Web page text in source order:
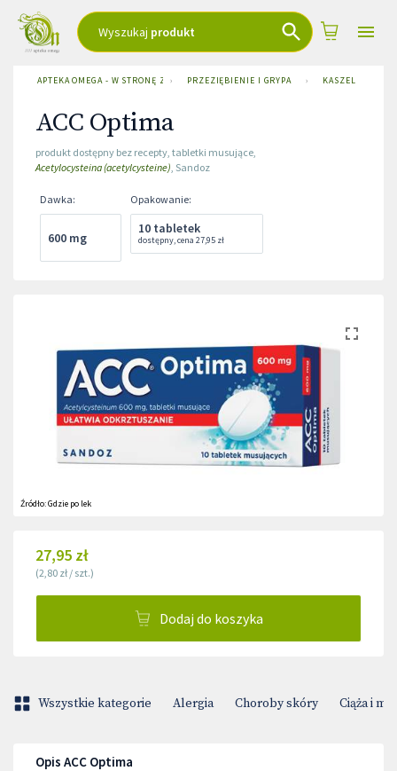
Wyszukaj produkt
APTEKA OMEGA - W STRONĘ ZDROWIA
› PRZEZIĘBIENIE I GRYPA › KASZEL
ACC Optima
produkt dostępny bez recepty, tabletki musujące,
Acetylocysteina (acetylcysteine), Sandoz
Dawka:
600 mg
Opakowanie:
10 tabletek
dostępny,cena 27,95 zł
Źródło:Gdzie po lek
27,95 zł
(2,80 zł / szt.)
Dodaj do koszyka
Wszystkie kategorie Alergia Choroby skóry Ciąża i
Opis ACC Optima